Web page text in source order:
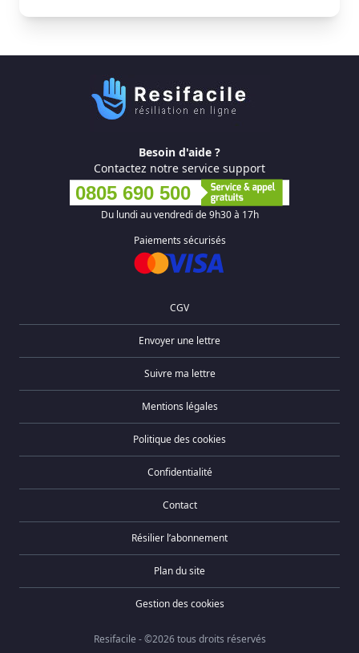
Besoin d'aide ?
Contactez notre service support
0805 690 500
Du lundi au vendredi de 9h30 à 17h
Paiements sécurisés
CGV
Envoyer une lettre
Suivre ma lettre
Mentions légales
Politique des cookies
Confidentialité
Contact
Résilier l’abonnement
Plan du site
Gestion des cookies
Resifacile - ©2026 tous droits réservés